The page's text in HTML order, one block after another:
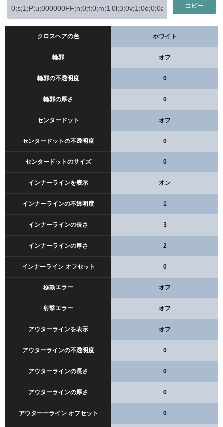
コピー
クロスヘアの色 ホワイト
輪郭 オフ
輪郭の不透明度 0
輪郭の厚さ 0
センタードット オフ
センタードットの不透明度 0
センタードットのサイズ 0
インナーラインを表示 オン
インナーラインの不透明度 1
インナーラインの長さ 3
インナーラインの厚さ 2
インナーライン オフセット 0
移動エラー オフ
射撃エラー オフ
アウターラインを表示 オフ
アウターラインの不透明度 0
アウターラインの長さ 0
アウターラインの厚さ 0
アウターーライン オフセット 0